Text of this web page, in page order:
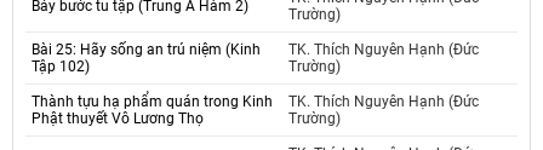
Bảy bước tu tập (Trung A Hàm 2)
Trường)
Bài 25: Hãy sống an trú niệm (Kinh
Tập 102)
TK. Thích Nguyên Hạnh (Đức
Trường)
Thành tựu hạ phẩm quán trong Kinh
Phật thuyết Vô Lương Thọ
TK. Thích Nguyên Hạnh (Đức
Trường)